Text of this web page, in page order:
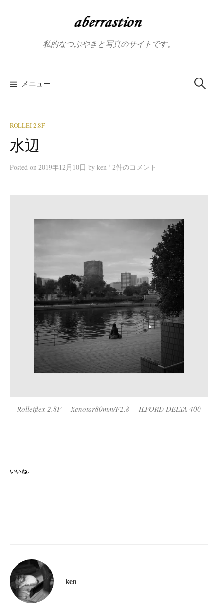
へ
ス
キ
プ
私的なつぶやきと写真のサイトです。
メニュー
検
索:
ROLLEI 2.8F
水辺
Posted on 2019年12月10日 by ken / 2件のコメント
Rolleiflex 2.8F Xenotar80mm/F2.8 ILFORD DELTA 400
いいね:
ken